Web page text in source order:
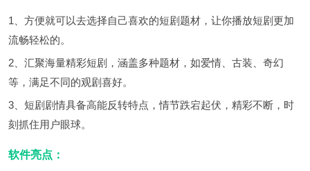
1、方便就可以去选择自己喜欢的短剧题材，让你播放短剧更加
流畅轻松的。
2、汇聚海量精彩短剧，涵盖多种题材，如爱情、古装、奇幻
等，满足不同的观剧喜好。
3、短剧剧情具备高能反转特点，情节跌宕起伏，精彩不断，时
刻抓住用户眼球。
软件亮点：